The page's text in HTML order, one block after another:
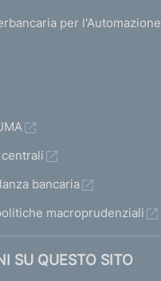
per l'Automazione
bancaria
macroprudenziali
SU QUESTO SITO